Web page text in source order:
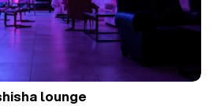
lounge